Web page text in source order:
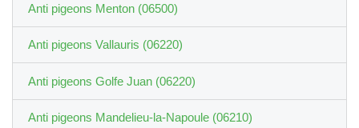
Anti pigeons Menton (06500)
Anti pigeons Vallauris (06220)
Anti pigeons Golfe Juan (06220)
Anti pigeons Mandelieu-la-Napoule (06210)